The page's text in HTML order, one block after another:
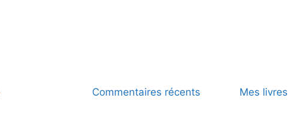
Commentaires récents Mes livres